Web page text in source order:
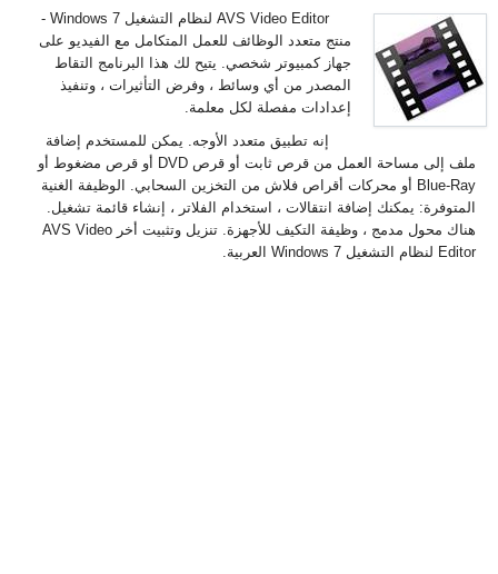
AVS Video Editor لنظام التشغيل Windows 7 -
منتج متعدد الوظائف للعمل المتكامل مع الفيديو على
جهاز كمبيوتر شخصي. يتيح لك هذا البرنامج التقاط
المصدر من أي وسائط ، وفرض التأثيرات ، وتنفيذ
إعدادات مفصلة لكل معلمة.
إنه تطبيق متعدد الأوجه. يمكن للمستخدم إضافة
ملف إلى مساحة العمل من قرص ثابت أو قرص DVD أو قرص مضغوط أو
Blue-Ray أو محركات أقراص فلاش من التخزين السحابي. الوظيفة الغنية
المتوفرة: يمكنك إضافة انتقالات ، استخدام الفلاتر ، إنشاء قائمة تشغيل.
هناك محول مدمج ، وظيفة التكيف للأجهزة. تنزيل وتثبيت أخر AVS Video
Editor لنظام التشغيل Windows 7 العربية.